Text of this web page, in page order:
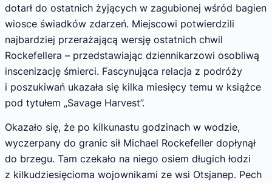
dotarł do ostatnich żyjących w zagubionej wśród bagien
wiosce świadków zdarzeń. Miejscowi potwierdzili
najbardziej przerażającą wersję ostatnich chwil
Rockefellera – przedstawiając dziennikarzowi osobliwą
inscenizację śmierci. Fascynująca relacja z podróży
i poszukiwań ukazała się kilka miesięcy temu w książce
pod tytułem „Savage Harvest”.
Okazało się, że po kilkunastu godzinach w wodzie,
wyczerpany do granic sił Michael Rockefeller dopłynął
do brzegu. Tam czekało na niego osiem długich łodzi
z kilkudziesięcioma wojownikami ze wsi Otsjanep. Pech